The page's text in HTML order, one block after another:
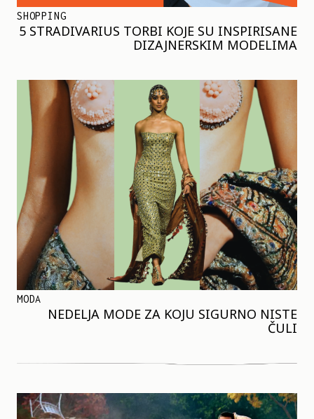
SHOPPING
5 STRADIVARIUS TORBI KOJE SU INSPIRISANE
DIZAJNERSKIM MODELIMA
MODA
NEDELJA MODE ZA KOJU SIGURNO NISTE
ČULI